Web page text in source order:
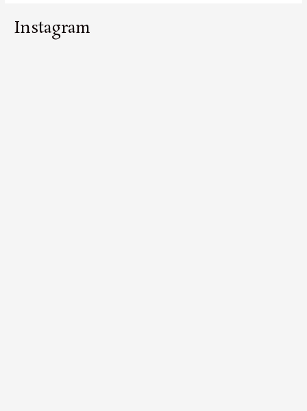
Instagram